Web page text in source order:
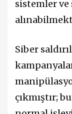
sistemler
Siber
çıkmıştır;